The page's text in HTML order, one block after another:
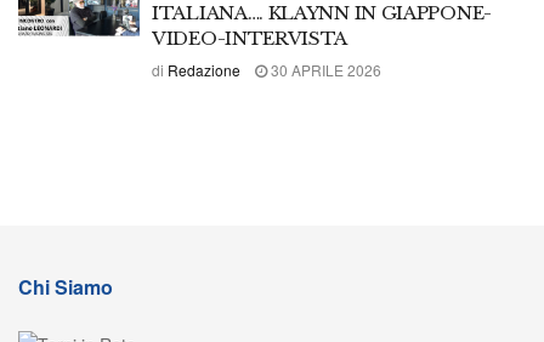
ITALIANA…. KLAYNN IN GIAPPONE-
VIDEO-INTERVISTA
di Redazione 30 APRILE 2026
Chi Siamo